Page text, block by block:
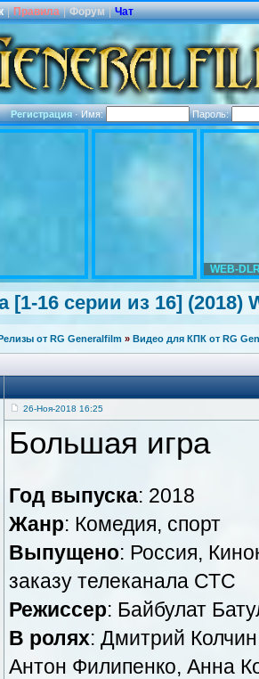
| Правила | Форум | Чат
Регистрация·Имя: Пароль:
WEB-
[1-16 серии из 16] (2018)
от RG Generalfilm » Видео для КПК от RG
26-Ноя-2018 16:25
Большая игра
Год выпуска: 2018
Жанр: Комедия, спорт
Выпущено: Россия,
заказу телеканала СТС
Режиссер: Байбулат
В ролях: Дмитрий
Антон Филипенко, Анна